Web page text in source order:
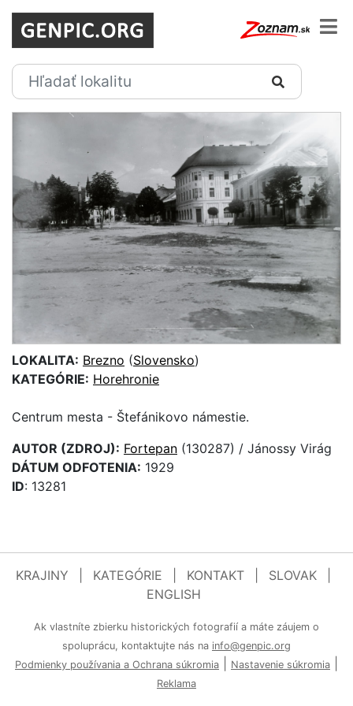
LOKALITA: Brezno (Slovensko)
KATEGÓRIE: Horehronie
Centrum mesta - Štefánikovo námestie.
AUTOR (ZDROJ): Fortepan (130287) / Jánossy Virág
DÁTUM ODFOTENIA: 1929
ID: 13281
KRAJINY KATEGÓRIE KONTAKT SLOVAK
ENGLISH
Ak vlastníte zbierku historických fotografií a máte záujem o
spoluprácu, kontaktujte nás na info@genpic.org
Podmienky používania a Ochrana súkromia
Nastavenie súkromia
Reklama